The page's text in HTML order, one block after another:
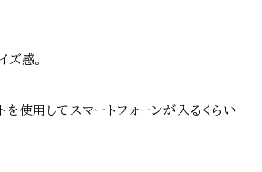
ズ感。
を使用してスマートフォーンが入るくらい